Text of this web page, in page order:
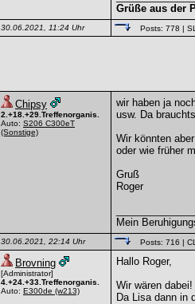
Grüße aus der
30.06.2021, 11:24 Uhr Posts: 778 |
Chipsy
2.+18.+29.Treffenorganis.
Auto: S206 C300eT
(Sonstige)
wir haben ja
usw. Da
Wir könnten
oder wie früher
Gruß
Roger
Mein
30.06.2021, 22:14 Uhr Posts: 716 |
Brovning
[Administrator]
4.+24.+33.Treffenorganis.
Auto: E300de (w213)
Hallo Roger,
Wir wären dabei!
Da Lisa dann in